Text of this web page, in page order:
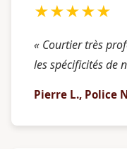
★★★★★
« Courtier très
les spécificités de
Pierre L., Police